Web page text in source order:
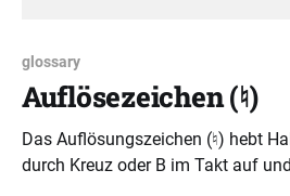
glossary
Auflösezeichen (♮)
Das Auflösungszeichen (♮) hebt
durch Kreuz oder B im Takt auf